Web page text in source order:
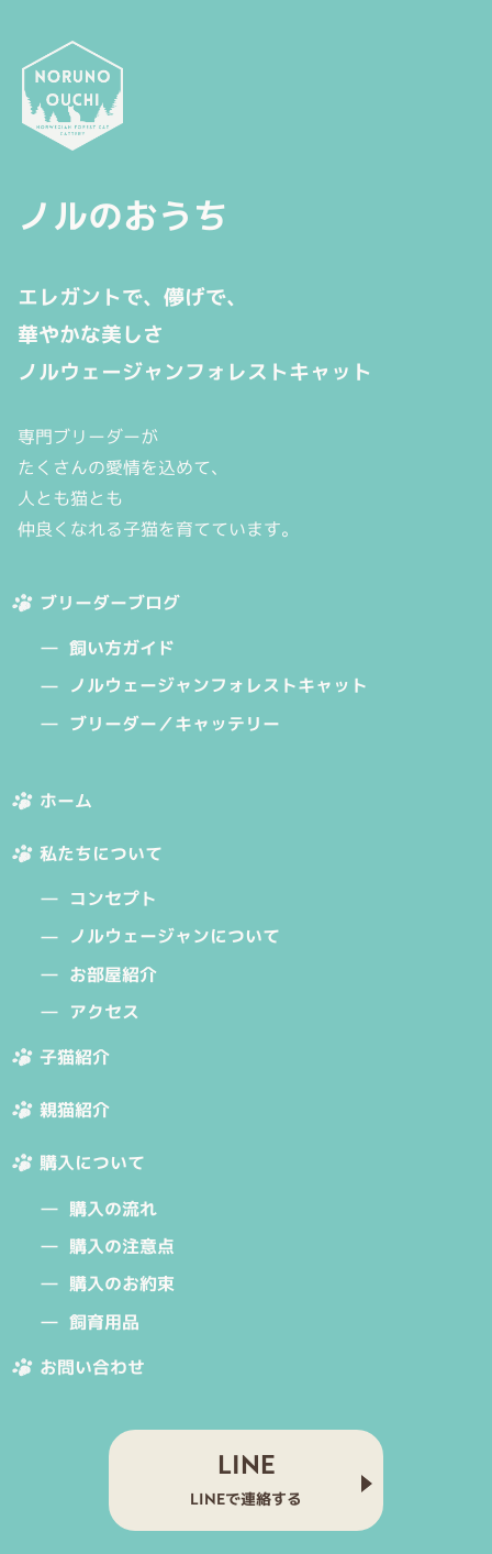
ノルのおうち
エレガントで、儚げで、
華やかな美しさ
ノルウェージャンフォレストキャット
専門ブリーダーが
たくさんの愛情を込めて、
人とも猫とも
仲良くなれる子猫を育てています。
ブリーダーブログ
飼い方ガイド
ノルウェージャンフォレストキャット
ブリーダー／キャッテリー
ホーム
私たちについて
コンセプト
ノルウェージャンについて
お部屋紹介
アクセス
子猫紹介
親猫紹介
購入について
購入の流れ
購入の注意点
購入のお約束
飼育用品
お問い合わせ
LINE
LINEで連絡する